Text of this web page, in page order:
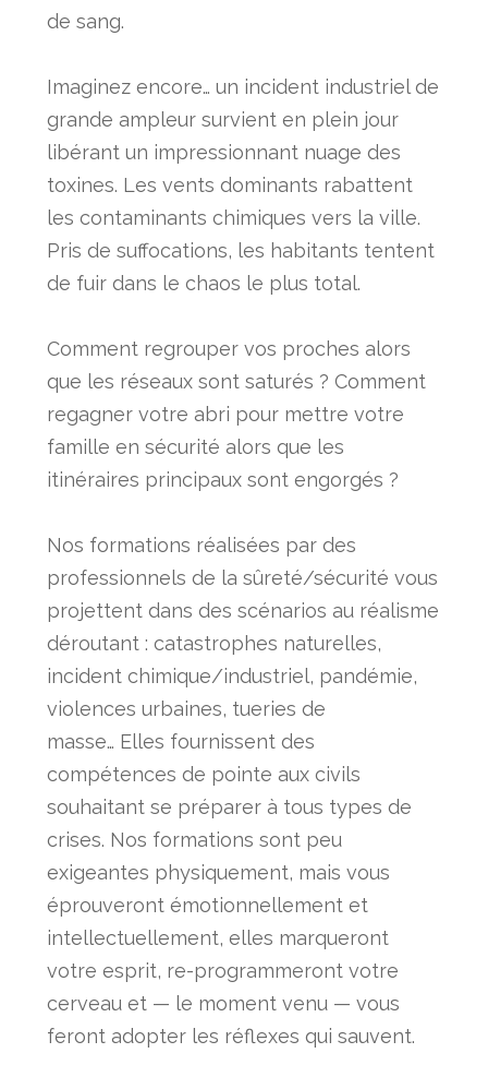
de sang.
Imaginez encore… un incident industriel de
grande ampleur survient en plein jour
libérant un impressionnant nuage des
toxines. Les vents dominants rabattent
les contaminants chimiques vers la ville.
Pris de suffocations, les habitants tentent
de fuir dans le chaos le plus total.
Comment regrouper vos proches alors
que les réseaux sont saturés ? Comment
regagner votre abri pour mettre votre
famille en sécurité alors que les
itinéraires principaux sont engorgés ?
Nos formations réalisées par des
professionnels de la sûreté/sécurité vous
projettent dans des scénarios au réalisme
déroutant : catastrophes naturelles,
incident chimique/industriel, pandémie,
violences urbaines, tueries de
masse… Elles fournissent des
compétences de pointe aux civils
souhaitant se préparer à tous types de
crises. Nos formations sont peu
exigeantes physiquement, mais vous
éprouveront émotionnellement et
intellectuellement, elles marqueront
votre esprit, re-programmeront votre
cerveau et — le moment venu — vous
feront adopter les réflexes qui sauvent.